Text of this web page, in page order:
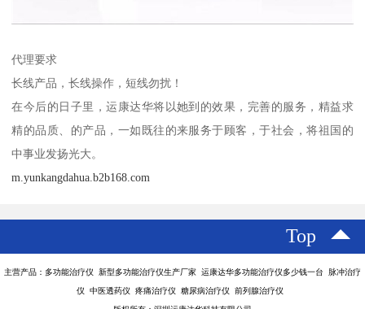
代理要求
长线产品，长线操作，短线勿扰！
在今后的日子里，运康达华将以她到的效果，完善的服务，精益求
精的品质、的产品，一如既往的来服务于顾客，于社会，将祖国的
中事业发扬光大。
m.yunkangdahua.b2b168.com
Top
主营产品：多功能治疗仪 新型多功能治疗仪生产厂家 运康达华多功能治疗仪多少钱一台 脉冲治疗
仪 中医透药仪 疼痛治疗仪 糖尿病治疗仪 前列腺治疗仪